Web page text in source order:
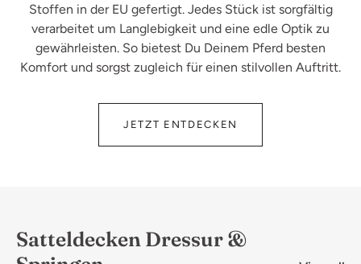
Stoffen in der EU gefertigt. Jedes Stück ist sorgfältig
verarbeitet um Langlebigkeit und eine edle Optik zu
gewährleisten. So bietest Du Deinem Pferd besten
Komfort und sorgst zugleich für einen stilvollen Auftritt.
JETZT ENTDECKEN
Satteldecken Dressur &